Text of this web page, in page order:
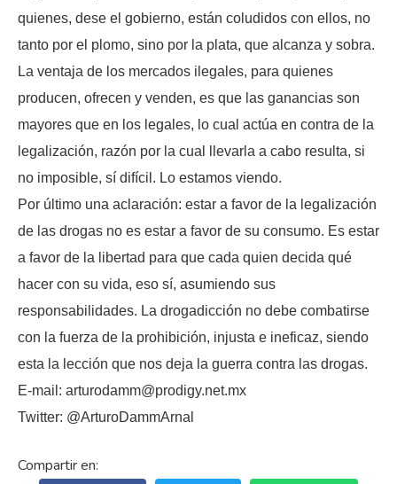
quienes, dese el gobierno, están coludidos con ellos, no
tanto por el plomo, sino por la plata, que alcanza y sobra.
La ventaja de los mercados ilegales, para quienes
producen, ofrecen y venden, es que las ganancias son
mayores que en los legales, lo cual actúa en contra de la
legalización, razón por la cual llevarla a cabo resulta, si
no imposible, sí difícil. Lo estamos viendo.
Por último una aclaración: estar a favor de la legalización
de las drogas no es estar a favor de su consumo. Es estar
a favor de la libertad para que cada quien decida qué
hacer con su vida, eso sí, asumiendo sus
responsabilidades. La drogadicción no debe combatirse
con la fuerza de la prohibición, injusta e ineficaz, siendo
esta la lección que nos deja la guerra contra las drogas.
E-mail: arturodamm@prodigy.net.mx
Twitter: @ArturoDammArnal